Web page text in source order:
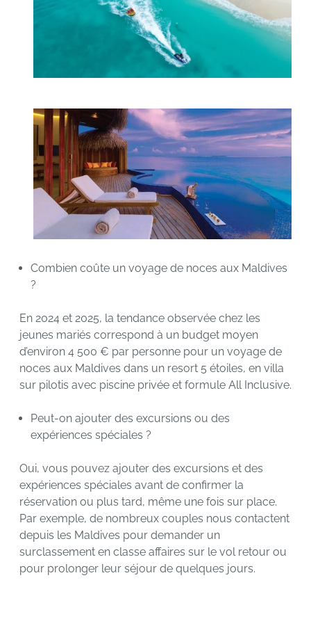
Combien coûte un voyage de noces aux Maldives
?
En 2024 et 2025, la tendance observée chez les
jeunes mariés correspond à un budget moyen
d’environ 4 500 € par personne pour un voyage de
noces aux Maldives dans un resort 5 étoiles, en villa
sur pilotis avec piscine privée et formule All Inclusive.
Peut-on ajouter des excursions ou des
expériences spéciales ?
Oui, vous pouvez ajouter des excursions et des
expériences spéciales avant de confirmer la
réservation ou plus tard, même une fois sur place.
Par exemple, de nombreux couples nous contactent
depuis les Maldives pour demander un
surclassement en classe affaires sur le vol retour ou
pour prolonger leur séjour de quelques jours.